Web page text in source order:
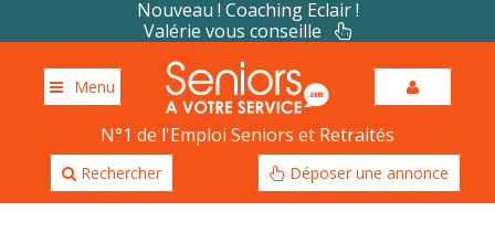
Nouveau ! Coaching Eclair !
Valérie vous conseille
Menu
N°1 de l'Emploi Seniors et Retraités
Rechercher Déposer une annonce